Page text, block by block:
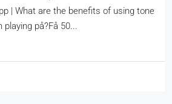
| What are the benefits of using tone
playing på?Få 50...